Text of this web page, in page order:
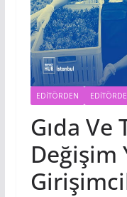
EDİTÖRDEN
Gıda Ve
Değişim